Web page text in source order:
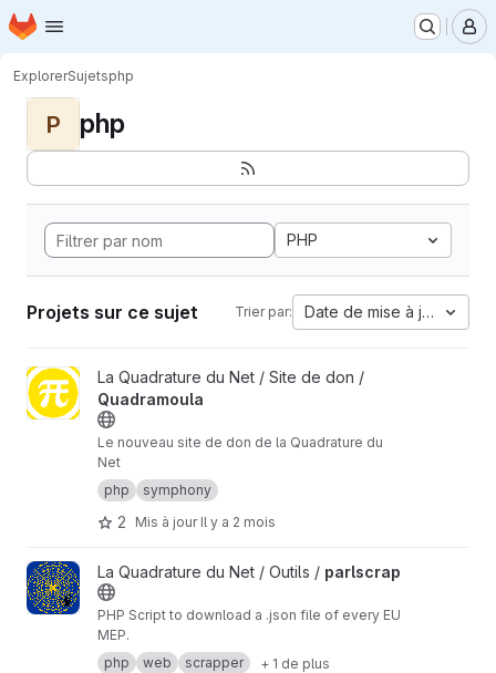
Passer au contenu principal
Page d'accueil
ExplorerSujetsphp
P php
PHP
Projets sur ce sujet Trier par: Date de mise à jour
Afficher le projet Quadramoula
La Quadrature du Net / Site de don /
Quadramoula
Le nouveau site de don de la Quadrature du
Net
php
symphony
2 Mis à jour Il y a 2 mois
Afficher le projet parlscrap
La Quadrature du Net / Outils / parlscrap
PHP Script to download a .json file of every EU
MEP.
php
web scrapper + 1 de plus